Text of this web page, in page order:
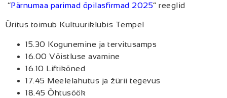
“Pärnumaa parimad õpilasfirmad 2025” reeglid
Üritus toimub Kultuuriklubis Tempel
15.30 Kogunemine ja tervitusamps
16.00 Võistluse avamine
16.10 Liftikõned
17.45 Meelelahutus ja žürii tegevus
18.45 Õhtusöök